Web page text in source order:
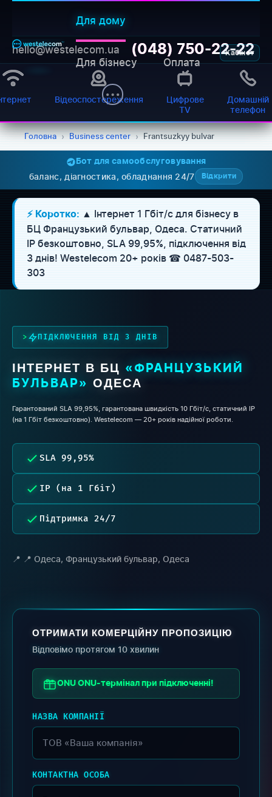
Для дому
Для бізнесу Оплата
Кабінет
hello@westelecom.ua (048) 750-22-22
Відеоспостереження
Цифрове
TV
Домашній
телефон
Головна › Business center › Frantsuzkyy bulvar
Бот для самообслуговування
баланс, діагностика, обладнання 24/7 Відкрити
⚡ Коротко: ▲ Інтернет 1 Гбіт/с для бізнесу в
БЦ Французький бульвар, Одеса. Статичний
IP безкоштовно, SLA 99,95%, підключення від
3 днів! Westelecom 20+ років ☎ 0487-503-
303
ПІДКЛЮЧЕННЯ ВІД 3 ДНІВ
ІНТЕРНЕТ В БЦ «ФРАНЦУЗЬКИЙ
БУЛЬВАР» ОДЕСА
Гарантований SLA 99,95%, гарантована швидкість 10 Гбіт/с, статичний IP
(на 1 Гбіт безкоштовно). Westelecom — 20+ років надійної роботи.
SLA 99,95%
IP (на 1 Гбіт)
Підтримка 24/7
📍 Одеса, Французький бульвар, Одеса
ОТРИМАТИ КОМЕРЦІЙНУ ПРОПОЗИЦІЮ
Відповімо протягом 10 хвилин
ONU ONU-термінал при підключенні!
НАЗВА КОМПАНІЇ
КОНТАКТНА ОСОБА
WESTELECOM
Онлайн-підтримка